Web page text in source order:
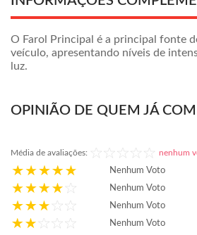
O Farol Principal é a principal fonte
veículo, apresentando níveis de
luz.
OPINIÃO DE QUEM JÁ
Média de avaliações: nenhum
Nenhum Voto
Nenhum Voto
Nenhum Voto
Nenhum Voto